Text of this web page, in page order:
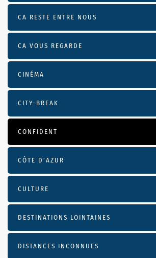
CA RESTE ENTRE NOUS
CA VOUS REGARDE
CINÉMA
CITY-BREAK
CONFIDENT
CÔTE D’AZUR
CULTURE
DESTINATIONS LOINTAINES
DISTANCES INCONNUES